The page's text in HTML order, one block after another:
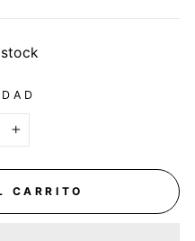
+
CARRITO